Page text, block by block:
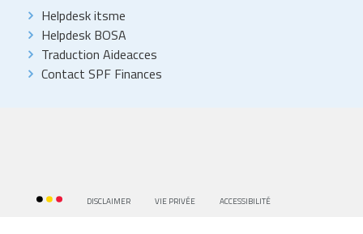
Helpdesk itsme
Helpdesk BOSA
Traduction Aideacces
Contact SPF Finances
DISCLAIMER VIE PRIVÉE ACCESSIBILITÉ